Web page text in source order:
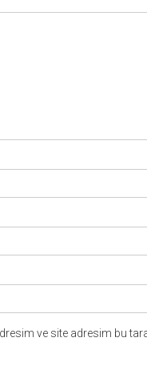
ve site adresim bu